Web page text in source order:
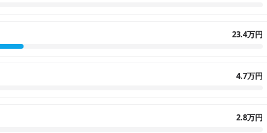
23.4万円
4.7万円
2.8万円